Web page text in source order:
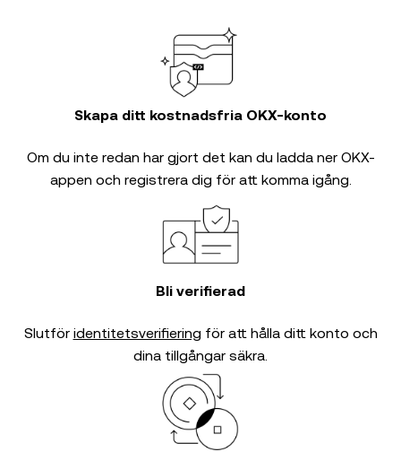
Skapa ditt kostnadsfria OKX-konto
Om du inte redan har gjort det kan du ladda ner OKX-
appen och registrera dig för att komma igång.
Bli verifierad
Slutför identitetsverifiering för att hålla ditt konto och
dina tillgångar säkra.